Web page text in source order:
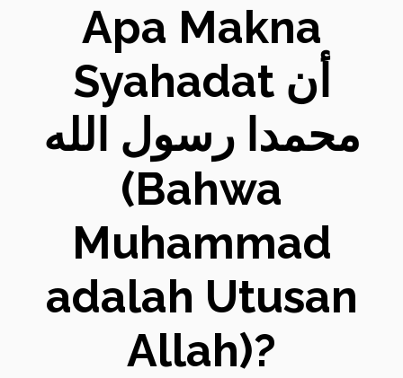
Apa Makna
Syahadat أن
محمدا رسول الله
(Bahwa
Muhammad
adalah Utusan
Allah)?